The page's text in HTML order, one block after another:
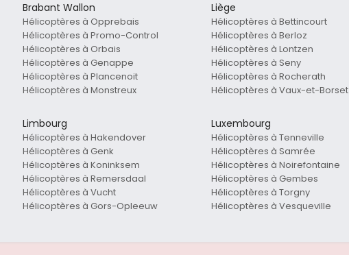
Brabant Wallon
Hélicoptères à Opprebais
Hélicoptères à Promo-Control
Hélicoptères à Orbais
Hélicoptères à Genappe
Hélicoptères à Plancenoit
Hélicoptères à Monstreux
Liège
Hélicoptères à Bettincourt
Hélicoptères à Berloz
Hélicoptères à Lontzen
Hélicoptères à Seny
Hélicoptères à Rocherath
Hélicoptères à Vaux-et-Borset
Limbourg
Hélicoptères à Hakendover
Hélicoptères à Genk
Hélicoptères à Koninksem
Hélicoptères à Remersdaal
Hélicoptères à Vucht
Hélicoptères à Gors-Opleeuw
Luxembourg
Hélicoptères à Tenneville
Hélicoptères à Samrée
Hélicoptères à Noirefontaine
Hélicoptères à Gembes
Hélicoptères à Torgny
Hélicoptères à Vesqueville